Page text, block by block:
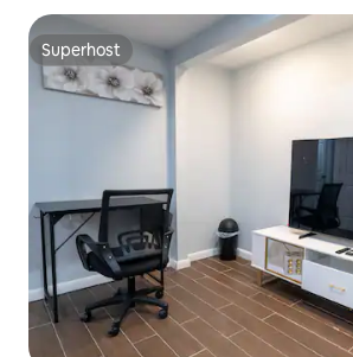
Superhost
Superhost